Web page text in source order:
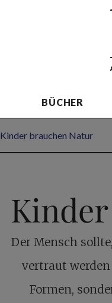
BÜCHER
Kinder brauchen Natur
Der Mensch
vertraut
Formen,